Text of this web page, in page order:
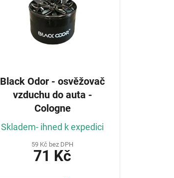
Black Odor - osvěžovač
vzduchu do auta -
Cologne
Skladem- ihned k expedici
59 Kč bez DPH
71 Kč